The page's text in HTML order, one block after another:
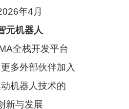
年4月
元机器人
全栈开发平台
多外部伙伴加入
机器人技术的
新与发展